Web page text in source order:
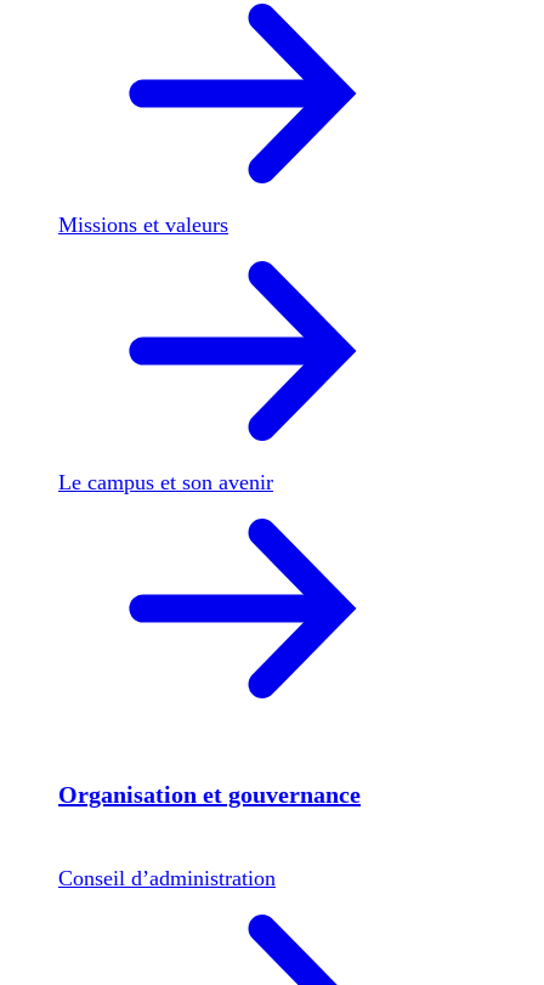
Missions et valeurs
Le campus et son avenir
Organisation et gouvernance
Conseil d’administration